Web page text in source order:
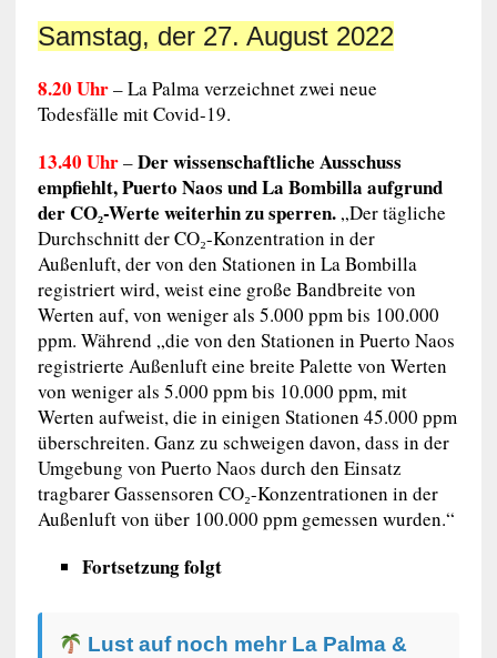
Samstag, der 27. August 2022
8.20 Uhr– La Palma verzeichnet zwei neue
Todesfälle mit Covid-19.
13.40 Uhr–Der wissenschaftliche Ausschuss
empfiehlt, Puerto Naos und La Bombilla aufgrund
der CO₂-Werte weiterhin zu sperren.„Der tägliche
Durchschnitt der CO₂-Konzentration in der
Außenluft, der von den Stationen in La Bombilla
registriert wird, weist eine große Bandbreite von
Werten auf, von weniger als 5.000 ppm bis 100.000
ppm. Während „die von den Stationen in Puerto Naos
registrierte Außenluft eine breite Palette von Werten
von weniger als 5.000 ppm bis 10.000 ppm, mit
Werten aufweist, die in einigen Stationen 45.000 ppm
überschreiten. Ganz zu schweigen davon, dass in der
Umgebung von Puerto Naos durch den Einsatz
tragbarer Gassensoren CO₂-Konzentrationen in der
Außenluft von über 100.000 ppm gemessen wurden.“
Fortsetzung folgt
Lust auf noch mehr La Palma &